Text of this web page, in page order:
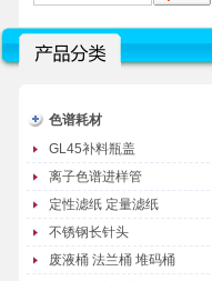
色谱耗材
GL45补料瓶盖
离子色谱进样管
定性滤纸 定量滤纸
不锈钢长针头
废液桶 法兰桶 堆码桶